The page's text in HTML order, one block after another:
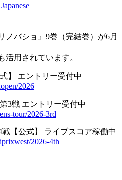
Japanese
ノバショ』9巻（完結巻）が6月
活用されています。
】 エントリー受付中
2026
3戦 エントリー受付中
tour/2026-3rd
戦【公式】 ライブスコア稼働中
2026-4th